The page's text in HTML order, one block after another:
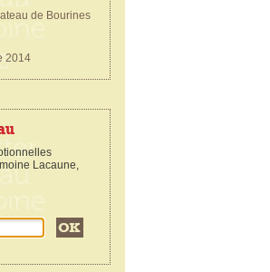
de Bourines
2014
Lacaune,